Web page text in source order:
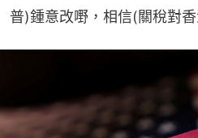
普)鍾意改嘢，相信(關稅對